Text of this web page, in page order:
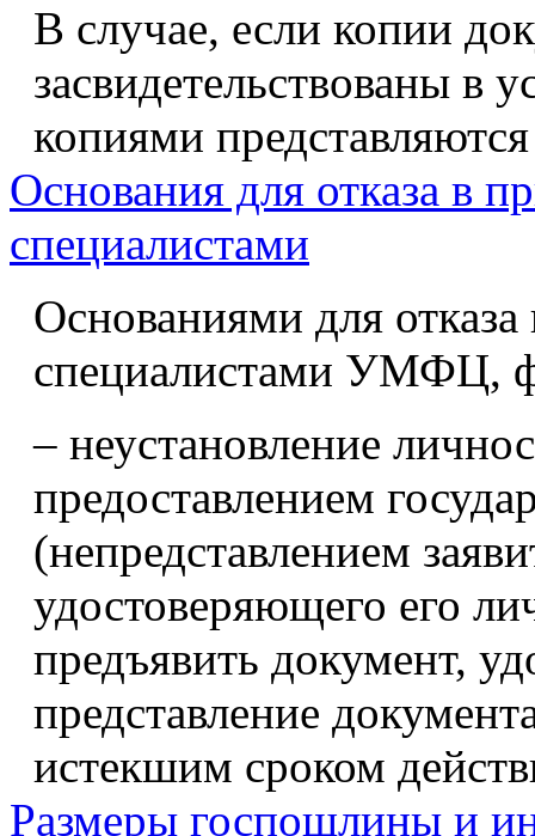
В случае, если копии
засвидетельствованы в
копиями
Основания для отказа в
специалистами
Основаниями для
специалистами УМФЦ,
– неустановление
предоставлением
(непредставлением
удостоверяющего его
предъявить документ,
представление
истекшим сроком
Размеры госпошлины и